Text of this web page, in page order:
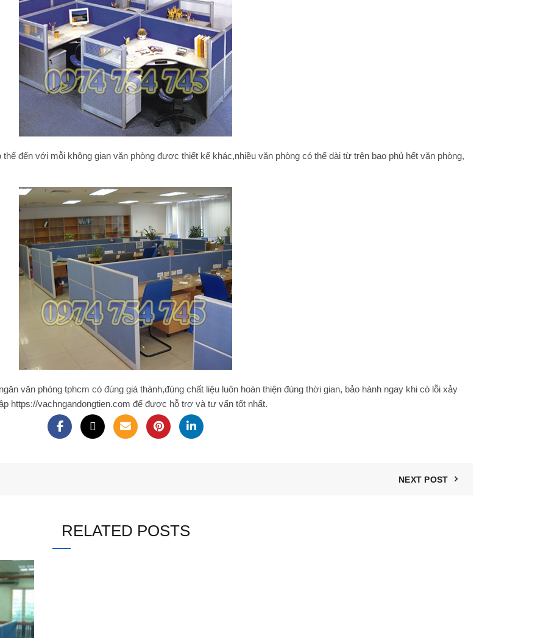
đến với mỗi không gian văn phòng được thiết kế khác,nhiều văn phòng có thể dài từ trên bao phủ hết văn phòng,
văn phòng tphcm có đúng giá thành,đúng chất liệu luôn hoàn thiện đúng thời gian, bảo hành ngay khi có lỗi xảy
https://vachngandongtien.com để được hỗ trợ và tư vấn tốt nhất.
NEXT POST
RELATED POSTS